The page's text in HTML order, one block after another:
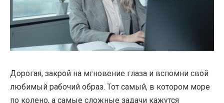
Дорогая, закрой на мгновение глаза и вспомни свой
любимый рабочий образ. Тот самый, в котором море
по колено, а самые сложные задачи кажутся